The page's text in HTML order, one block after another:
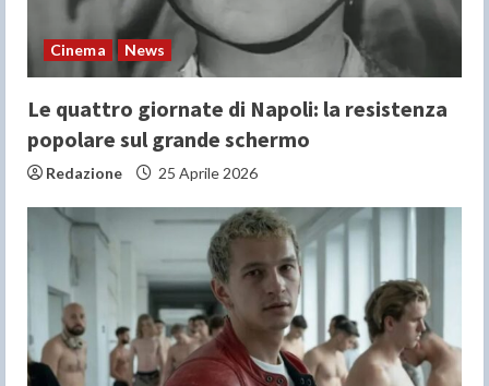
Cinema News
Le quattro giornate di Napoli: la resistenza
popolare sul grande schermo
Redazione 25 Aprile 2026